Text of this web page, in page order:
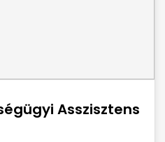
Asszisztens